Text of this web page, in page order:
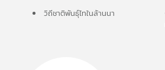
วิถีชาติพันธุ์ไทในล้านนา